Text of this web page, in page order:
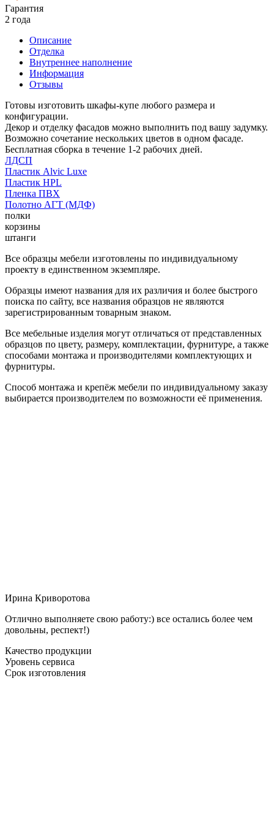
Гарантия
2 года
Описание
Отделка
Внутреннее наполнение
Информация
Отзывы
Готовы изготовить шкафы-купе любого размера и
конфигурации.
Декор и отделку фасадов можно выполнить под вашу задумку.
Возможно сочетание нескольких цветов в одном фасаде.
Бесплатная сборка в течение 1-2 рабочих дней.
ЛДСП
Пластик Alvic Luxe
Пластик HPL
Пленка ПВХ
Полотно АГТ (МДФ)
полки
корзины
штанги
Все образцы мебели изготовлены по индивидуальному
проекту в единственном экземпляре.
Образцы имеют названия для их различия и более быстрого
поиска по сайту, все названия образцов не являются
зарегистрированным товарным знаком.
Все мебельные изделия могут отличаться от представленных
образцов по цвету, размеру, комплектации, фурнитуре, а также
способами монтажа и производителями комплектующих и
фурнитуры.
Способ монтажа и крепёж мебели по индивидуальному заказу
выбирается производителем по возможности её применения.
Ирина Криворотова
Отлично выполняете свою работу:) все остались более чем
довольны, респект!)
Качество продукции
Уровень сервиса
Срок изготовления